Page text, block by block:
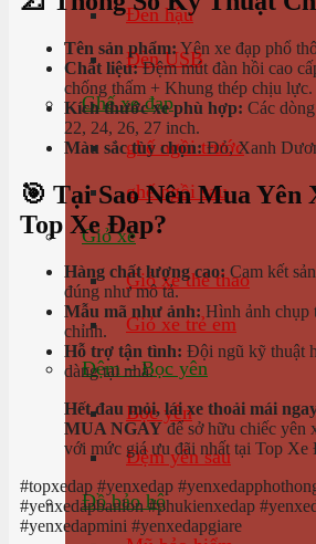
Đèn hậu
Đèn USB
Ghế xe đạp
ghế ngồi trước
ghế ngồi sau
Giỏ xe
Giỏ xe thể thao
Giỏ xe trẻ em
Đệm – Bọc yên
Bọc yên
Đệm yên sau
Đồ bảo hộ
Tên sản phẩm:Yên xe đạp phổ
Chất liệu:Đệm mút đàn hồi cao
chống thấm + Khung thép chịu lực.
Kích thước xe phù hợp: Các
22, 24, 26, 27 inch.
Màu sắc tùy chọn:Đỏ, Xanh
🎯 Tại Sao Nên Mua Yên
Top Xe Đạp?
Hàng chất lượng cao: Cam kết
đúng như mô tả.
Mẫu mã như ảnh: Hình ảnh chụp
chỉnh.
Hỗ trợ tận tình: Đội ngũ kỹ thuật
dàng tại nhà.
Hết đau mỏi, lái xe thoải mái
MUA NGAYđể sở hữu chiếc yên
với mức giá ưu đãi nhất tại Top Xe
#topxedap #yenxedap
#yenxedapbanlon #phukienxedap
#yenxedapmini #yenxedapgiare